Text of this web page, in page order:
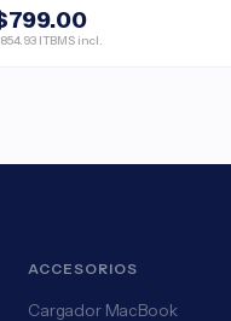
ITBMS incl.
ACCESORIOS
Cargador MacBook